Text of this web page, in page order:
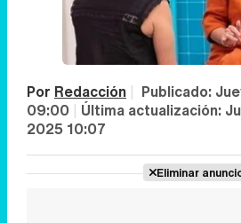
Por Redacción | Publicado:
09:00 | Última actualización:
2025 10:07
Eliminar